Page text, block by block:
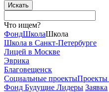
Что ищем?
ФондШколаШкола
Школа в Санкт-Петербурге
Лицей в Москве
Эврика
Благовещенск
Социальные проектыПроекты
Фонд Будущие Лидеры Заявка